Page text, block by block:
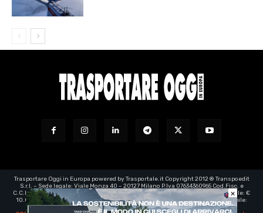
Trasportare Oggi in Europa powered by Trasportale.it Copyright 2012 ® Transpoedit
S.r.l. – Sede legale: Viale Monza 40 – 20127 Milano P.Iva 07634360965 Cod.Fisc. e
C.C.I.A.A. Milano registro imprese: 07634360965 – Rea n° 1973199 - Capitale Sociale: €
10.000,00 – e-mail certificata:transpoedit@legalmail.it- Direttore responsabile:
Luca Barassi
×